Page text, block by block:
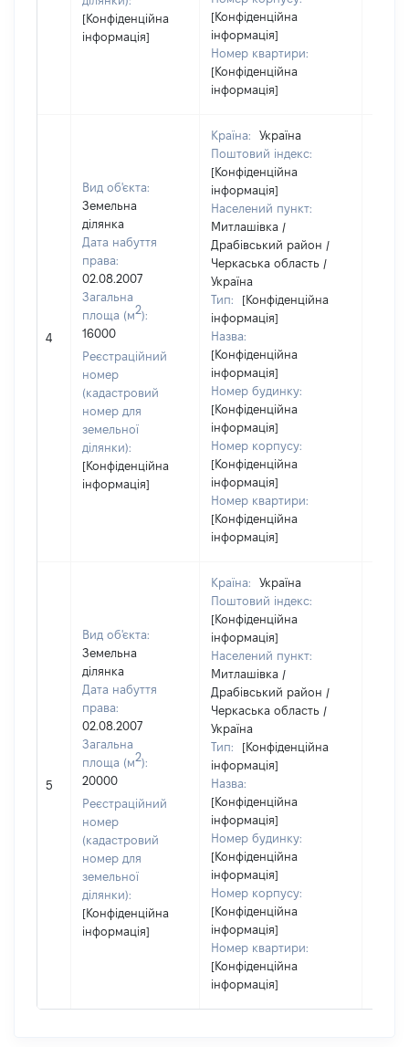
[Конфіденційна
інформація]
[Конфіденційна
інформація]
Номер квартири:
[Конфіденційна
інформація]
4
Вид об'єкта:
Земельна
ділянка
Дата набуття
права:
02.08.2007
Загальна
площа (м2):
16000
Реєстраційний
номер
(кадастровий
номер для
земельної
ділянки):
[Конфіденційна
інформація]
Країна:
Україна
Поштовий індекс:
[Конфіденційна
інформація]
Населений пункт:
Митлашівка /
Драбівський район /
Черкаська область /
Україна
Тип:
[Конфіденційна
інформація]
Назва:
[Конфіденційна
інформація]
Номер будинку:
[Конфіденційна
інформація]
Номер корпусу:
[Конфіденційна
інформація]
Номер квартири:
[Конфіденційна
інформація]
5
Вид об'єкта:
Земельна
ділянка
Дата набуття
права:
02.08.2007
Загальна
площа (м2):
20000
Реєстраційний
номер
(кадастровий
номер для
земельної
ділянки):
[Конфіденційна
інформація]
Країна:
Україна
Поштовий індекс:
[Конфіденційна
інформація]
Населений пункт:
Митлашівка /
Драбівський район /
Черкаська область /
Україна
Тип:
[Конфіденційна
інформація]
Назва:
[Конфіденційна
інформація]
Номер будинку:
[Конфіденційна
інформація]
Номер корпусу:
[Конфіденційна
інформація]
Номер квартири:
[Конфіденційна
інформація]